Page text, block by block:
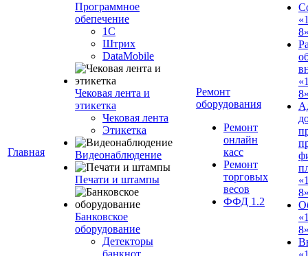
Главная
Программное
обепечение
1С
Штрих
DataMobile
Чековая лента и
этикетка
Чековая лента
Этикетка
Видеонаблюдение
Печати и штампы
Банковское
оборудование
Детекторы
банкнот
Ремонт
оборудования
Ремонт
онлайн
касс
Ремонт
торговых
весов
ФФД 1.2